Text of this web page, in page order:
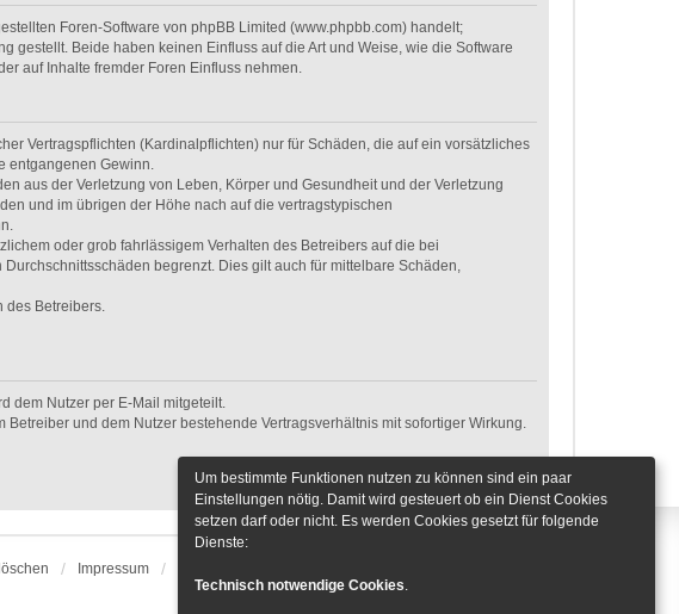
Foren-Software von phpBB Limited (www.phpbb.com) handelt;
gestellt. Beide haben keinen Einfluss auf die Art und Weise, wie die Software
auf Inhalte fremder Foren Einfluss nehmen.
Vertragspflichten (Kardinalpflichten) nur für Schäden, die auf ein vorsätzliches
entgangenen Gewinn.
aus der Verletzung von Leben, Körper und Gesundheit und der Verletzung
und im übrigen der Höhe nach auf die vertragstypischen
oder grob fahrlässigem Verhalten des Betreibers auf die bei
begrenzt. Dies gilt auch für mittelbare Schäden,
des Betreibers.
dem Nutzer per E-Mail mitgeteilt.
und dem Nutzer bestehende Vertragsverhältnis mit sofortiger Wirkung.
Impressum
Um bestimmte Funktionen nutzen zu können sind ein paar
Einstellungen nötig. Damit wird gesteuert ob ein Dienst Cookies
setzen darf oder nicht. Es werden Cookies gesetzt für folgende
Dienste:
Technisch notwendige Cookies.